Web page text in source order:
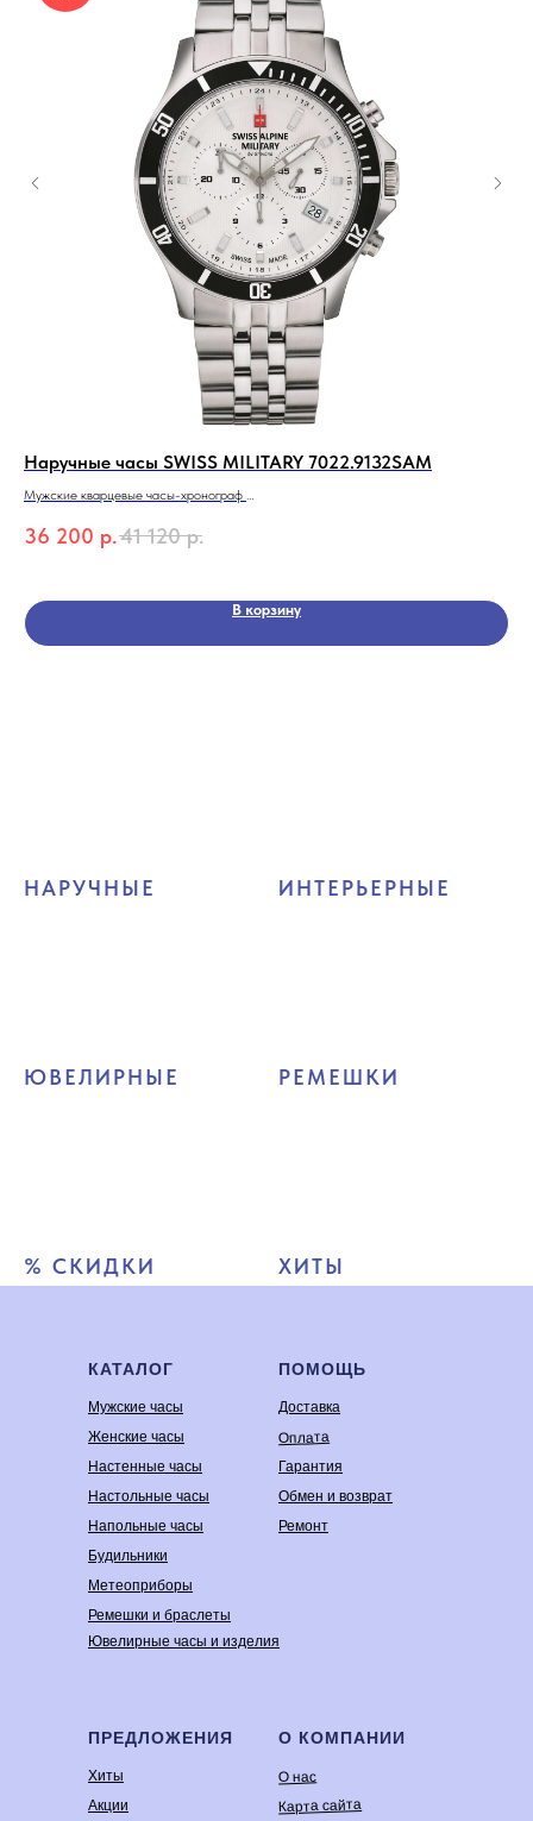
Наручные часы SWISS MILITARY 7022.9132SAM
Мужские кварцевые часы-хронограф
Коллекция Challenger Chrono
36 200 р.41 120 р.
В корзину
НАРУЧНЫЕ ИНТЕРЬЕРНЫЕ
ЮВЕЛИРНЫЕ РЕМЕШКИ
% СКИДКИ ХИТЫ
КАТАЛОГ
Мужские часы
Женские часы
Настенные часы
Настольные часы
Напольные часы
Будильники
Метеоприборы
Ремешки и браслеты
Ювелирные часы и изделия
ПРЕДЛОЖЕНИЯ
Хиты
Акции
ПОМОЩЬ
Доставка
Оплата
Гарантия
Обмен и возврат
Ремонт
О КОМПАНИИ
О нас
Карта сайта